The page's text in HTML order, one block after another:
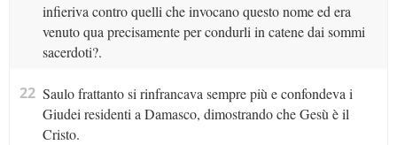
infieriva contro quelli che invocano questo nome ed era
venuto qua precisamente per condurli in catene dai sommi
sacerdoti?.
22 Saulo frattanto si rinfrancava sempre più e confondeva i
Giudei residenti a Damasco, dimostrando che Gesù è il
Cristo.